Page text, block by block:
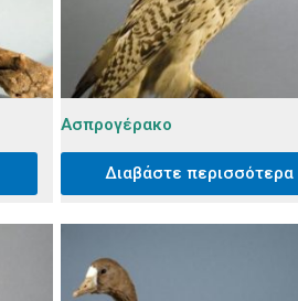
Ασπρογέρακo
Διαβάστε περισσότερα